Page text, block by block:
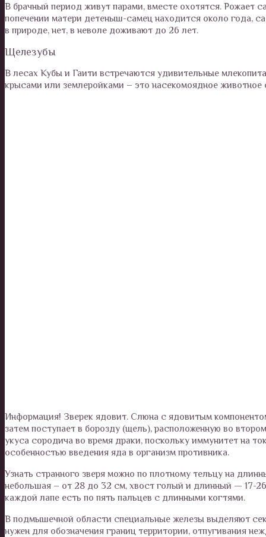
В брачный период живут парами, вместе охотятся. Рожает
попечении матери детеныш-самец находится около года,
в природе, нет, в неволе доживают до 26 лет.
Щелезубы
В лесах Кубы и Гаити встречаются удивительные
крысами или землеройками – это насекомоядное животное
Информация! Зверек ядовит. Слюна с ядовитым
затем поступает в борозду (щель), расположенную во
укуса сородича во время драки, поскольку иммунитет на
особенностью введения яда в организм противника.
Узнать странного зверя можно по плотному тельцу на
небольшая – от 28 до 32 см, хвост голый и длинный — 17-
каждой лапе есть по пять пальцев с длинными когтями.
В подмышечной области специальные железы выделяют
нужен для обозначения границ территории, отпугивания